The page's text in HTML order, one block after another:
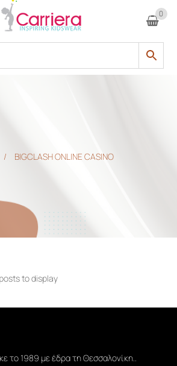
0
/ BIGCLASH ONLINE CASINO
to display
το 1989 με έδρα τη Θεσσαλονίκη..